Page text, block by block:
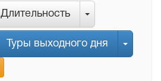
Длительность
Туры выходного дня